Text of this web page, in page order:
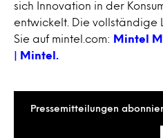
sich Innovation in der
entwickelt. Die vollständige
Sie auf mintel.com:
Mintel
| Mintel.
Pressemitteilungen